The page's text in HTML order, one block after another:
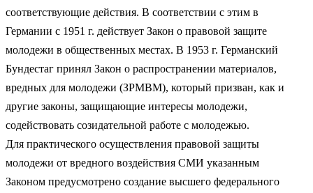
соответствующие действия. В соответствии с этим в
Германии с 1951 г. действует Закон о правовой защите
молодежи в общественных местах. В 1953 г. Германский
Бундестаг принял Закон о распространении материалов,
вредных для молодежи (ЗРМВМ), который призван, как и
другие законы, защищающие интересы молодежи,
содействовать созидательной работе с молодежью.
Для практического осуществления правовой защиты
молодежи от вредного воздействия СМИ указанным
Законом предусмотрено создание высшего федерального